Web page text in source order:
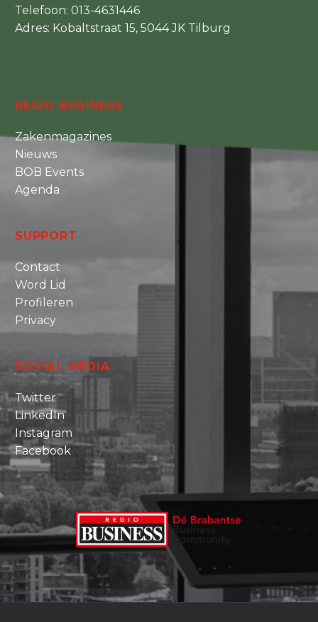
Telefoon: 013-4631446
Adres: Kobaltstraat 15, 5044 JK Tilburg
REGIO BUSINESS
Zakenmagazines
Nieuws
BOB Events
Agenda
SUPPORT
Contact
Word Lid
Profileren
Privacy
SOCIAL MEDIA
Twitter
LinkedIn
Instagram
Facebook